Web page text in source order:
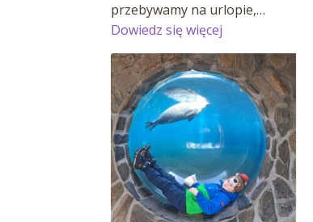
przebywamy na urlopie,…
Dowiedz się więcej:
Przerwa
w
sprzedaży